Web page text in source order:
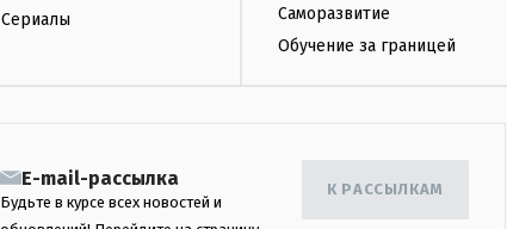
Сериалы
Саморазвитие
Обучение за границей
E-mail-рассылка
Будьте в курсе всех новостей и
К РАССЫЛКАМ